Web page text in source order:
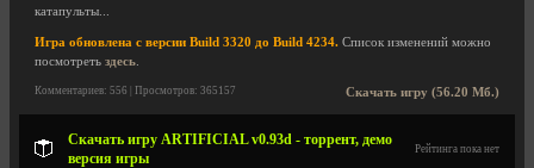
катапульты...
Игра обновлена с версии Build 3320 до Build 4234. Список изменений можно
посмотреть здесь
Скачать игру (56.20 Мб.)
Комментариев: 556 | Просмотров: 365157
Скачать игру ARTIFICIAL v0.93d - торрент, демо
версия игры
Рейтинга пока нет